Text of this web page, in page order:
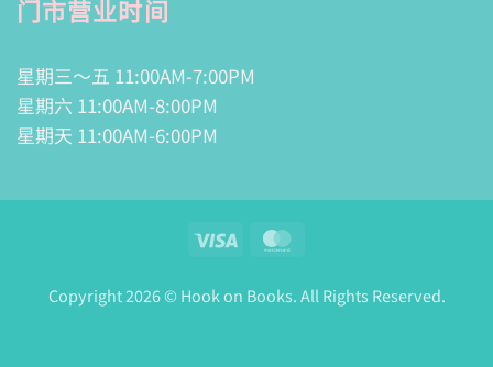
门市营业时间
星期三～五 11:00AM-7:00PM
星期六 11:00AM-8:00PM
星期天 11:00AM-6:00PM
Visa
Copyright 2026 © Hook on Books. All Rights Reserved.